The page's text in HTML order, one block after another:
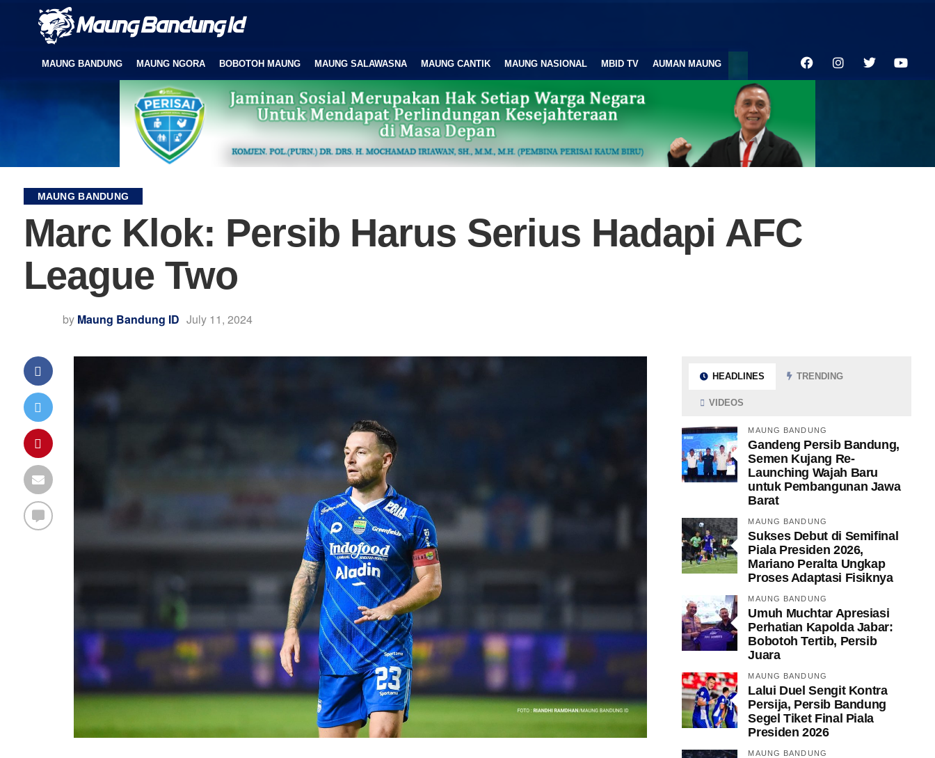
MAUNG BANDUNG MAUNG NGORA BOBOTOH MAUNG MAUNG SALAWASNA MAUNG CANTIK MAUNG NASIONAL MBID TV AUMAN MAUNG
MAUNG BANDUNG
Marc Klok: Persib Harus Serius Hadapi AFC
League Two
by Maung Bandung ID July 11, 2024
HEADLINES TRENDING
VIDEOS
MAUNG BANDUNG
Gandeng Persib Bandung,
Semen Kujang Re-
Launching Wajah Baru
untuk Pembangunan Jawa
Barat
MAUNG BANDUNG
Sukses Debut di Semifinal
Piala Presiden 2026,
Mariano Peralta Ungkap
Proses Adaptasi Fisiknya
MAUNG BANDUNG
Umuh Muchtar Apresiasi
Perhatian Kapolda Jabar:
Bobotoh Tertib, Persib
Juara
MAUNG BANDUNG
Lalui Duel Sengit Kontra
Persija, Persib Bandung
Segel Tiket Final Piala
Presiden 2026
MAUNG BANDUNG